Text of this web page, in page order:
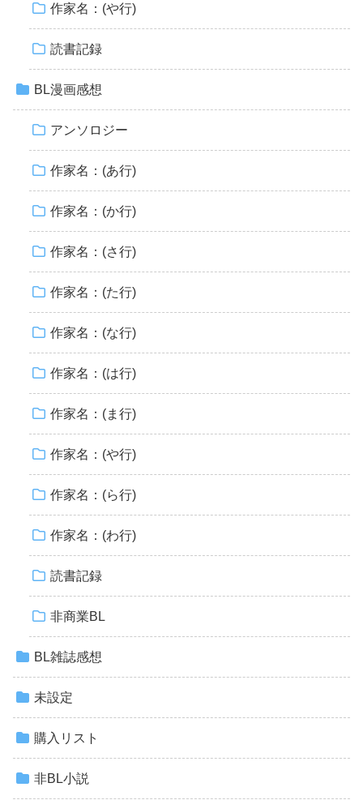
作家名：(や行)
読書記録
BL漫画感想
アンソロジー
作家名：(あ行)
作家名：(か行)
作家名：(さ行)
作家名：(た行)
作家名：(な行)
作家名：(は行)
作家名：(ま行)
作家名：(や行)
作家名：(ら行)
作家名：(わ行)
読書記録
非商業BL
BL雑誌感想
未設定
購入リスト
非BL小説